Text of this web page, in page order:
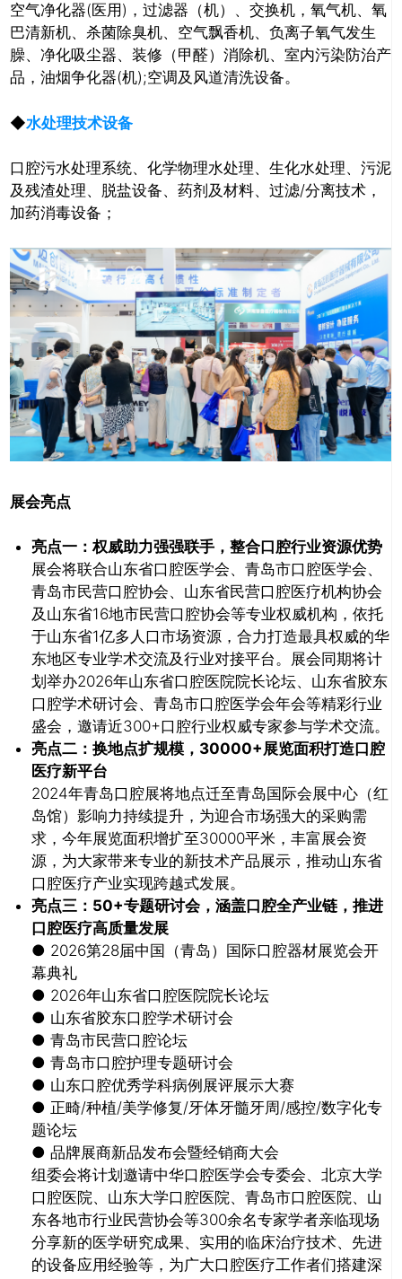
空气净化器(医用)，过滤器（机）、交换机，氧气机、氧
巴清新机、杀菌除臭机、空气飘香机、负离子氧气发生
臊、净化吸尘器、装修（甲醛）消除机、室内污染防治产
品，油烟争化器(机);空调及风道清洗设备。
◆水处理技术设备
口腔污水处理系统、化学物理水处理、生化水处理、污泥
及残渣处理、脱盐设备、药剂及材料、过滤/分离技术，
加药消毒设备；
展会亮点
亮点一：权威助力强强联手，整合口腔行业资源优势
展会将联合山东省口腔医学会、青岛市口腔医学会、
青岛市民营口腔协会、山东省民营口腔医疗机构协会
及山东省16地市民营口腔协会等专业权威机构，依托
于山东省1亿多人口市场资源，合力打造最具权威的华
东地区专业学术交流及行业对接平台。展会同期将计
划举办2026年山东省口腔医院院长论坛、山东省胶东
口腔学术研讨会、青岛市口腔医学会年会等精彩行业
盛会，邀请近300+口腔行业权威专家参与学术交流。
亮点二：换地点扩规模，30000+展览面积打造口腔
医疗新平台
2024年青岛口腔展将地点迁至青岛国际会展中心（红
岛馆）影响力持续提升，为迎合市场强大的采购需
求，今年展览面积增扩至30000平米，丰富展会资
源，为大家带来专业的新技术产品展示，推动山东省
口腔医疗产业实现跨越式发展。
亮点三：50+专题研讨会，涵盖口腔全产业链，推进
口腔医疗高质量发展
● 2026第28届中国（青岛）国际口腔器材展览会开
幕典礼
● 2026年山东省口腔医院院长论坛
● 山东省胶东口腔学术研讨会
● 青岛市民营口腔论坛
● 青岛市口腔护理专题研讨会
● 山东口腔优秀学科病例展评展示大赛
● 正畸/种植/美学修复/牙体牙髓牙周/感控/数字化专
题论坛
● 品牌展商新品发布会暨经销商大会
组委会将计划邀请中华口腔医学会专委会、北京大学
口腔医院、山东大学口腔医院、青岛市口腔医院、山
东各地市行业民营协会等300余名专家学者亲临现场
分享新的医学研究成果、实用的临床治疗技术、先进
的设备应用经验等，为广大口腔医疗工作者们搭建深
推广链接：
关闭